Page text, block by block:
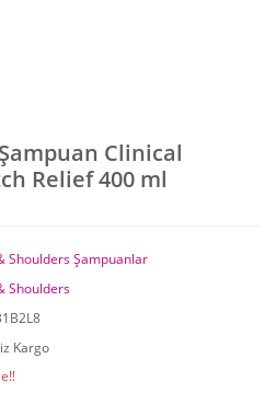
Clinical
Relief 400 ml
Shoulders Şampuanlar
Shoulders
Kargo